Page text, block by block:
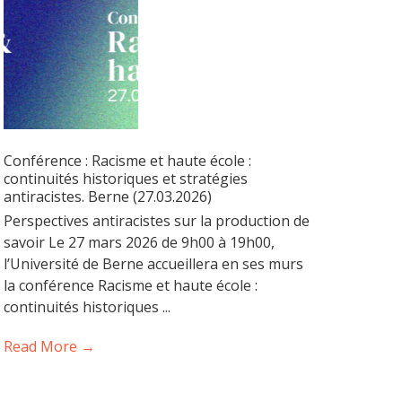
Conférence : Racisme et haute école :
continuités historiques et stratégies
antiracistes. Berne (27.03.2026)
Perspectives antiracistes sur la production de
savoir Le 27 mars 2026 de 9h00 à 19h00,
l’Université de Berne accueillera en ses murs
la conférence Racisme et haute école :
continuités historiques ...
Read More →